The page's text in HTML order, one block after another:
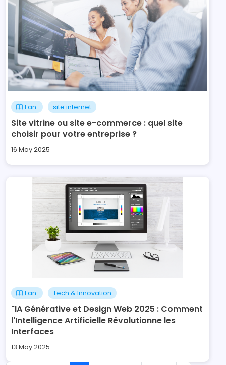
1 an site internet
Site vitrine ou site e-commerce : quel site
choisir pour votre entreprise ?
16 May 2025
1 an Tech & Innovation
"IA Générative et Design Web 2025 : Comment
l'Intelligence Artificielle Révolutionne les
Interfaces
13 May 2025